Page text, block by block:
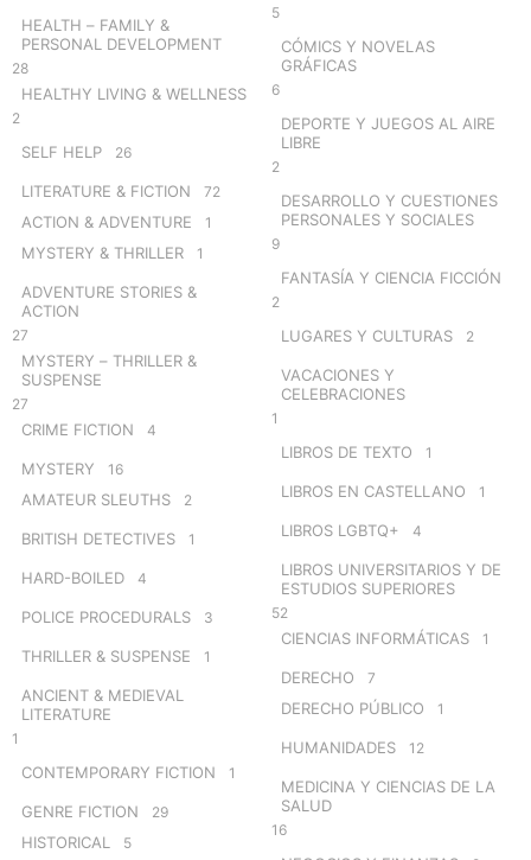
HEALTH – FAMILY &
PERSONAL DEVELOPMENT
28
HEALTHY LIVING & WELLNESS
2
SELF HELP 26
LITERATURE & FICTION 72
ACTION & ADVENTURE 1
MYSTERY & THRILLER 1
ADVENTURE STORIES &
ACTION
27
MYSTERY – THRILLER &
SUSPENSE
27
CRIME FICTION 4
MYSTERY 16
AMATEUR SLEUTHS 2
BRITISH DETECTIVES 1
HARD-BOILED 4
POLICE PROCEDURALS 3
THRILLER & SUSPENSE 1
ANCIENT & MEDIEVAL
LITERATURE
1
CONTEMPORARY FICTION 1
GENRE FICTION 29
HISTORICAL 5
5
CÓMICS Y NOVELAS
GRÁFICAS
6
DEPORTE Y JUEGOS AL AIRE
LIBRE
2
DESARROLLO Y CUESTIONES
PERSONALES Y SOCIALES
9
FANTASÍA Y CIENCIA FICCIÓN
2
LUGARES Y CULTURAS 2
VACACIONES Y
CELEBRACIONES
1
LIBROS DE TEXTO 1
LIBROS EN CASTELLANO 1
LIBROS LGBTQ+ 4
LIBROS UNIVERSITARIOS Y DE
ESTUDIOS SUPERIORES
52
CIENCIAS INFORMÁTICAS 1
DERECHO 7
DERECHO PÚBLICO 1
HUMANIDADES 12
MEDICINA Y CIENCIAS DE LA
SALUD
16